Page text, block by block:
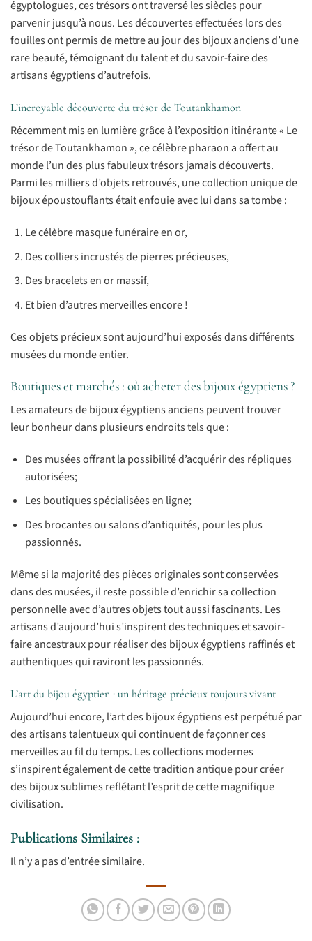
égyptologues, ces trésors ont traversé les siècles pour
parvenir jusqu’à nous. Les découvertes effectuées lors des
fouilles ont permis de mettre au jour des bijoux anciens d’une
rare beauté, témoignant du talent et du savoir-faire des
artisans égyptiens d’autrefois.
L’incroyable découverte du trésor de Toutankhamon
Récemment mis en lumière grâce à l’exposition itinérante « Le
trésor de Toutankhamon », ce célèbre pharaon a offert au
monde l’un des plus fabuleux trésors jamais découverts.
Parmi les milliers d’objets retrouvés, une collection unique de
bijoux époustouflants était enfouie avec lui dans sa tombe :
Le célèbre masque funéraire en or,
Des colliers incrustés de pierres précieuses,
Des bracelets en or massif,
Et bien d’autres merveilles encore !
Ces objets précieux sont aujourd’hui exposés dans différents
musées du monde entier.
Boutiques et marchés : où acheter des bijoux égyptiens ?
Les amateurs de bijoux égyptiens anciens peuvent trouver
leur bonheur dans plusieurs endroits tels que :
Des musées offrant la possibilité d’acquérir des répliques
autorisées;
Les boutiques spécialisées en ligne;
Des brocantes ou salons d’antiquités, pour les plus
passionnés.
Même si la majorité des pièces originales sont conservées
dans des musées, il reste possible d’enrichir sa collection
personnelle avec d’autres objets tout aussi fascinants. Les
artisans d’aujourd’hui s’inspirent des techniques et savoir-
faire ancestraux pour réaliser des bijoux égyptiens raffinés et
authentiques qui raviront les passionnés.
L’art du bijou égyptien : un héritage précieux toujours vivant
Aujourd’hui encore, l’art des bijoux égyptiens est perpétué par
des artisans talentueux qui continuent de façonner ces
merveilles au fil du temps. Les collections modernes
s’inspirent également de cette tradition antique pour créer
des bijoux sublimes reflétant l’esprit de cette magnifique
civilisation.
Publications Similaires :
Il n’y a pas d’entrée similaire.